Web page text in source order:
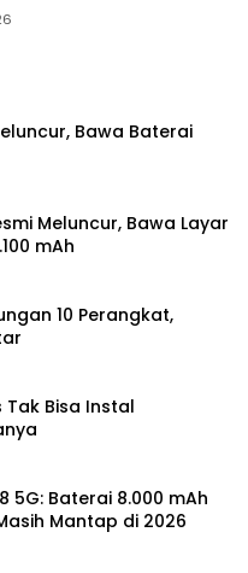
Bawa Baterai
Meluncur, Bawa Layar
mAh
10 Perangkat,
Tak Bisa Instal
5G: Baterai 8.000 mAh
Mantap di 2026